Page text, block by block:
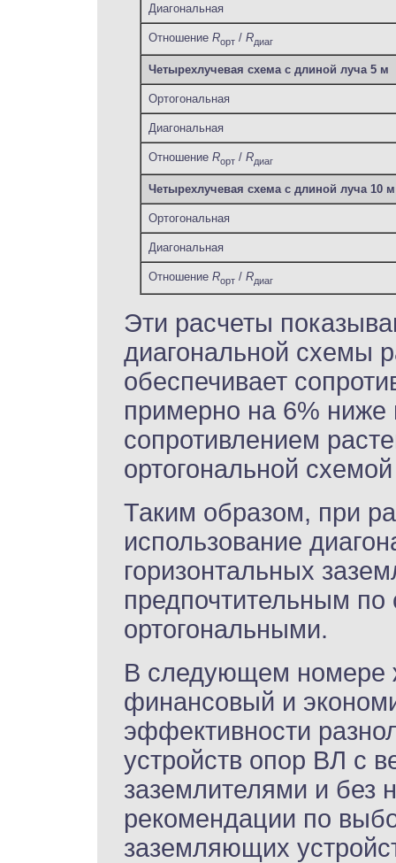
Диагональная
Отношение Rорт/ Rдиаг
Четырехлучевая схема с длиной луча 5 м
Ортогональная
Диагональная
Отношение Rорт/ Rдиаг
Четырехлучевая схема с длиной луча 10 м
Ортогональная
Диагональная
Отношение Rорт/ Rдиаг
Эти расчеты
диагональной схемы
обеспечивает
примерно на 6% ниже
сопротивлением
ортогональной
Таким образом, при
использование
горизонтальных
предпочтительным
ортогональными.
В следующем номере
финансовый и
эффективности
устройств опор ВЛ с
заземлителями и без
рекомендации по
заземляющих